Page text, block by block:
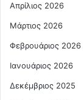
Απρίλιος 2026
Μάρτιος 2026
Φεβρουάριος 2026
Ιανουάριος 2026
Δεκέμβριος 2025